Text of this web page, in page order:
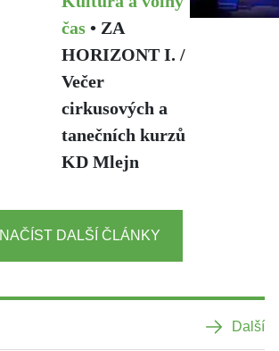
čas • ZA
HORIZONT I. /
Večer
cirkusových a
tanečních kurzů
KD Mlejn
NAČÍST DALŠÍ ČLÁNKY
Další